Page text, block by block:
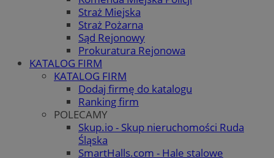
Straż Miejska
Straż Pożarna
Sąd Rejonowy
Prokuratura Rejonowa
KATALOG FIRM
KATALOG FIRM
Dodaj firmę do katalogu
Ranking firm
POLECAMY
Skup.io - Skup nieruchomości Ruda
Śląska
SmartHalls.com - Hale stalowe